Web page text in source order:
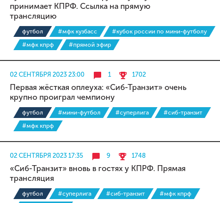
принимает КПРФ. Ссылка на прямую
трансляцию
футбол #мфк кузбасс
#кубок россии по мини-футболу
#мфк кпрф
#прямой эфир
02 СЕНТЯБРЯ 2023 23:00 1 1702
Первая жёсткая оплеуха: «Сиб-Транзит» очень
крупно проиграл чемпиону
футбол #мини-футбол #суперлига
#сиб-транзит
#мфк кпрф
02 СЕНТЯБРЯ 2023 17:35 9 1748
«Сиб-Транзит» вновь в гостях у КПРФ. Прямая
трансляция
футбол #суперлига #сиб-транзит
#мфк кпрф